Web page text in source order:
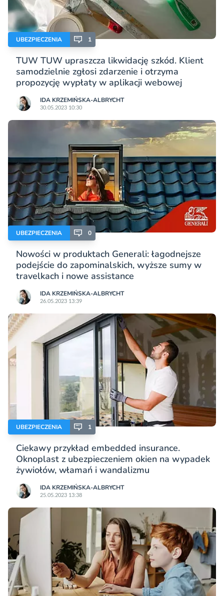
UBEZPIECZENIA 1
TUW TUW upraszcza likwidację szkód. Klient
samodzielnie zgłosi zdarzenie i otrzyma
propozycję wypłaty w aplikacji webowej
IDA KRZEMIŃSKA-ALBRYCHT
30.05.2023 10:30
UBEZPIECZENIA 0
Nowości w produktach Generali: łagodnejsze
podejście do zapominalskich, wyższe sumy w
travelkach i nowe assistance
IDA KRZEMIŃSKA-ALBRYCHT
26.05.2023 13:39
UBEZPIECZENIA 1
Ciekawy przykład embedded insurance.
Oknoplast z ubezpieczeniem okien na wypadek
żywiołów, włamań i wandalizmu
IDA KRZEMIŃSKA-ALBRYCHT
25.05.2023 13:38